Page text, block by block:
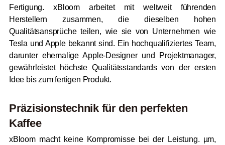
Fertigung. xBloom arbeitet mit weltweit führenden
Herstellern zusammen, die dieselben hohen
Qualitätsansprüche teilen, wie sie von Unternehmen wie
Tesla und Apple bekannt sind. Ein hochqualifiziertes Team,
darunter ehemalige Apple-Designer und Projektmanager,
gewährleistet höchste Qualitätsstandards von der ersten
Idee bis zum fertigen Produkt.
Präzisionstechnik für den perfekten
Kaffee
xBloom macht keine Kompromisse bei der Leistung. µm,